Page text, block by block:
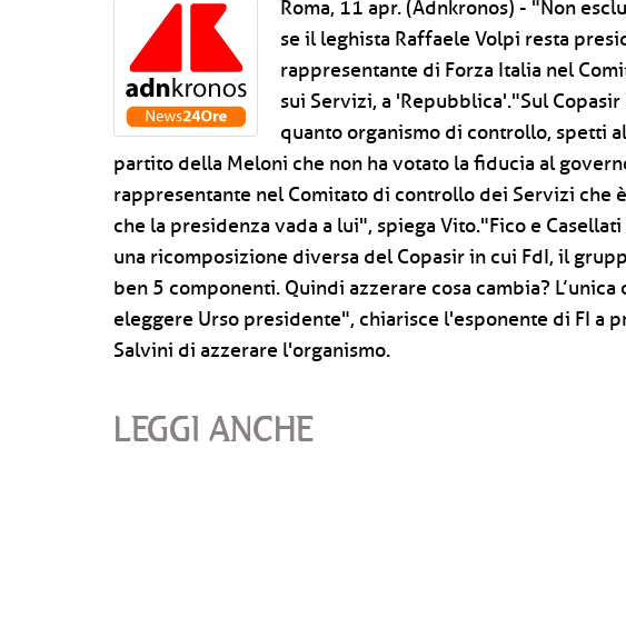
Roma, 11 apr. (Adnkronos) - "Non
se il leghista Raffaele Volpi resta
rappresentante di Forza Italia nel
sui Servizi, a 'Repubblica'."Sul
quanto organismo di controllo, spetti
partito della Meloni che non ha votato la fiducia al
rappresentante nel Comitato di controllo dei Servizi che
che la presidenza vada a lui", spiega Vito."Fico e
una ricomposizione diversa del Copasir in cui FdI, il
ben 5 componenti. Quindi azzerare cosa cambia? L’unica
eleggere Urso presidente", chiarisce l'esponente di FI a
Salvini di azzerare l'organismo.
LEGGI ANCHE